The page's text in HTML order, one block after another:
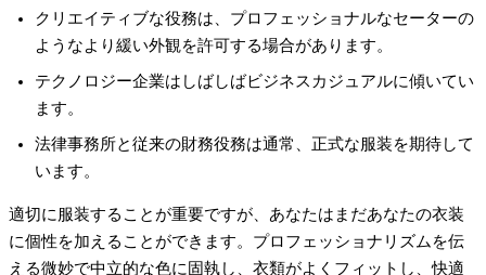
クリエイティブな役務は、プロフェッショナルなセーターの
ようなより緩い外観を許可する場合があります。
テクノロジー企業はしばしばビジネスカジュアルに傾いてい
ます。
法律事務所と従来の財務役務は通常、正式な服装を期待して
います。
適切に服装することが重要ですが、あなたはまだあなたの衣装
に個性を加えることができます。プロフェッショナリズムを伝
える微妙で中立的な色に固執し、衣類がよくフィットし、快適